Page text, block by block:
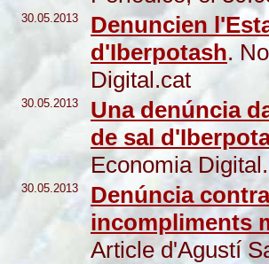
30.05.2013
Denuncien
d'Iberpotash.
Digital.cat
30.05.2013
Una denúncia
de sal
Economia Digital.
30.05.2013
Denúncia
incompliments
Article d'Agustí